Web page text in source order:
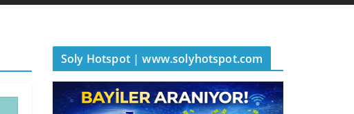
Soly Hotspot | www.solyhotspot.com